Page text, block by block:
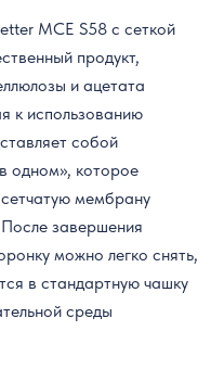
MCE S58 с сеткой
продукт,
и ацетата
к использованию
собой
одном», которое
мембрану
завершения
можно легко снять,
в стандартную чашку
среды